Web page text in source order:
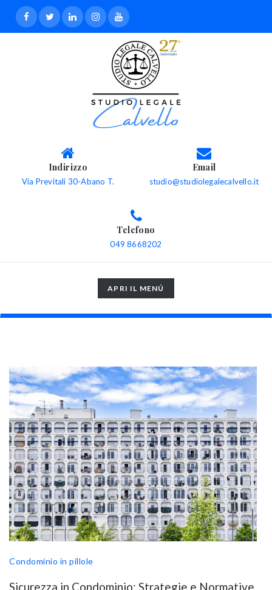
Indirizzo
Via Previtali 30-Abano T.
Email
studio@studiolegalecalvello.it
Telefono
049 8668202
TOGGLE
NAVIGATION
APRI IL MENÚ
Condominio in pillole
Sicurezza in Condominio: Strategie e Normative